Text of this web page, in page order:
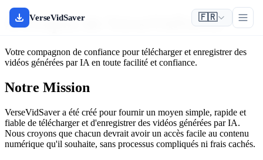
VerseVidSaver 🇫🇷
À Propos de VerseVidSaver
Votre compagnon de confiance pour télécharger et enregistrer des
vidéos générées par IA en toute facilité et confiance.
Notre Mission
VerseVidSaver a été créé pour fournir un moyen simple, rapide et
fiable de télécharger et d'enregistrer des vidéos générées par IA.
Nous croyons que chacun devrait avoir un accès facile au contenu
numérique qu'il souhaite, sans processus compliqués ni frais cachés.